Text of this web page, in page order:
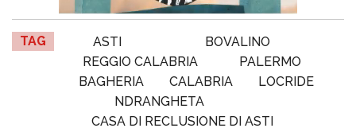
TAG ASTI
BOVALINO
REGGIO CALABRIA
PALERMO
BAGHERIA
CALABRIA
LOCRIDE
NDRANGHETA
CASA DI RECLUSIONE DI ASTI